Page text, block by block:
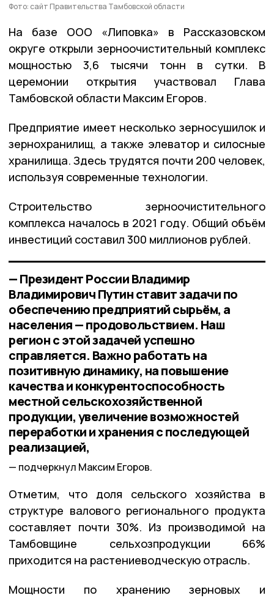
Фото: сайт Правительства Тамбовской области
На базе ООО «Липовка» в Рассказовском
округе открыли зерноочистительный комплекс
мощностью 3,6 тысячи тонн в сутки. В
церемонии открытия участвовал Глава
Тамбовской области Максим Егоров.
Предприятие имеет несколько зерносушилок и
зернохранилищ, а также элеватор и силосные
хранилища. Здесь трудятся почти 200 человек,
используя современные технологии.
Строительство зерноочистительного
комплекса началось в 2021 году. Общий объём
инвестиций составил 300 миллионов рублей.
— Президент России Владимир
Владимирович Путин ставит задачи по
обеспечению предприятий сырьём, а
населения — продовольствием. Наш
регион с этой задачей успешно
справляется. Важно работать на
позитивную динамику, на повышение
качества и конкурентоспособность
местной сельскохозяйственной
продукции, увеличение возможностей
переработки и хранения с последующей
реализацией,
подчеркнул Максим Егоров.
Отметим, что доля сельского хозяйства в
структуре валового регионального продукта
составляет почти 30%. Из производимой на
Тамбовщине сельхозпродукции 66%
приходится на растениеводческую отрасль.
Мощности по хранению зерновых и